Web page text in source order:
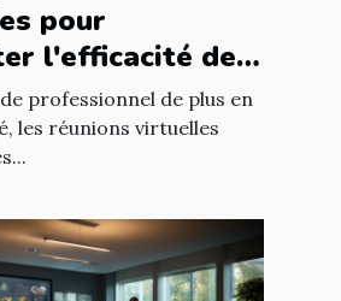
pour
l'efficacité des
virtuelles en
professionnel de plus en
les réunions virtuelles